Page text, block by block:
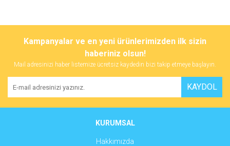
Bu ürüne ilk yorumu siz yapın!
Yorum Yaz
tarafımıza iletebilirsiniz.
Görüş ve önerileriniz için teşekkür ederiz.
Ürün resmi kalitesiz, bozuk veya görüntülenemiyor.
Ürün açıklamasında eksik bilgiler bulunuyor.
Ürün fiyatı diğer sitelerden daha pahalı.
Kampanyalar ve en yeni ürünlerimizden ilk sizin
haberiniz olsun!
Mail adresinizi haber listemize ücretsiz kaydedin bizi takip etmeye başlayın.
KAYDOL
KURUMSAL
Hakkımızda